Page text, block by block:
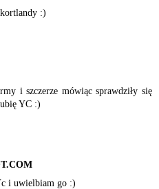
:)
i szczerze mówiąc sprawdziły się
YC :)
i uwielbiam go :)